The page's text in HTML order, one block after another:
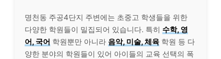
명천동 주공4단지 주변에는 초중고 학생들을 위한
다양한 학원들이 밀집되어 있습니다. 특히 수학, 영
어, 국어 학원뿐만 아니라 음악, 미술, 체육 학원 등 다
양한 분야의 학원들이 있어 아이들의 교육 선택의 폭